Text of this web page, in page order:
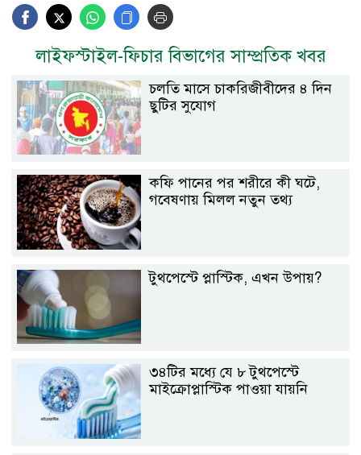
লাইফস্টাইল-ফিচার বিভাগের সাম্প্রতিক খবর
চলতি মাসে চাকরিজীবীদের ৪ দিন
ছুটির সুযোগ
কফি পানের পর শরীরে কী ঘটে,
গবেষণায় মিলল নতুন তথ্য
টুথপেস্টে প্লাস্টিক, এখন উপায়?
৩৪টির মধ্যে যে ৮ টুথপেস্টে
মাইক্রোপ্লাস্টিক পাওয়া যায়নি